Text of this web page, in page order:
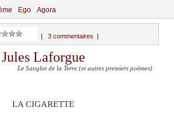
Ego Agora
3 commentaires
Jules Laforgue
Le Sanglot de la Terre (et autres premiers poèmes)
LA CIGARETTE